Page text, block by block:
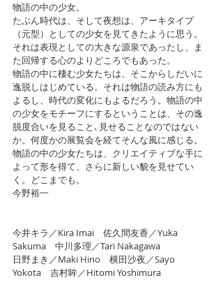
物語の中の少女。
たぶん時代は、そして夜想は、アーキタイプ
（元型）としての少女を見てきたように思う。
それは表現としての大きな源泉であったし、ま
た回帰する心のよりどころでもあった。
物語の中に棲む少女たちは、そこからしだいに
逸脱しはじめている。それは物語の読み方にも
よるし、時代の変化にもよるだろう。物語の中
の少女をモチーフにするということは、その逸
脱度合いを見ること､見せることなのではない
か。何度かの展覧会を経てそんな風に感じる。
物語の中の少女たちは、クリエイティブな手に
よって形を得て、さらに新しい貌を見せてい
く。どこまでも。
今野裕一
今井キラ／Kira Imai　佐久間友香／Yuka
Sakuma　中川多理／Tari Nakagawa
日野まき／Maki Hino　横田沙夜／Sayo
Yokota　吉村眸／Hitomi Yoshimura